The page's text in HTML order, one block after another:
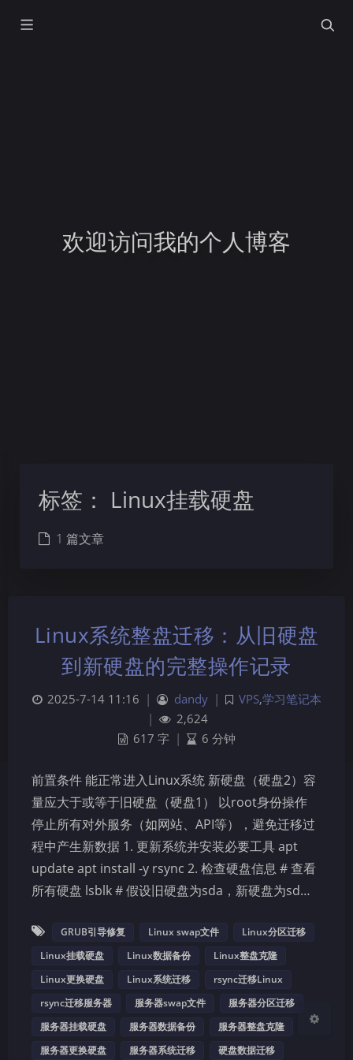
欢迎访问我的个人博客
夜间模式
Sans Serif Serif
关闭 日落 暗化
标签： Linux挂载硬盘
1 篇文章
Linux系统整盘迁移：从旧硬盘
到新硬盘的完整操作记录
2025-7-14 11:16 | dandy | VPS,学习笔记本
|
2,624
617 字 | 6 分钟
前置条件 能正常进入Linux系统 新硬盘（硬盘2）容
量应大于或等于旧硬盘（硬盘1） 以root身份操作
停止所有对外服务（如网站、API等），避免迁移过
程中产生新数据 1. 更新系统并安装必要工具 apt
update apt install -y rsync 2. 检查硬盘信息 # 查看
所有硬盘 lsblk # 假设旧硬盘为sda，新硬盘为sd…
GRUB引导修复 Linux swap文件
Linux分区迁移
Linux挂载硬盘
Linux数据备份
Linux整盘克隆
Linux更换硬盘
Linux系统迁移
rsync迁移Linux
rsync迁移服务器
服务器swap文件
服务器分区迁移
服务器挂载硬盘
服务器数据备份
服务器整盘克隆
服务器更换硬盘
服务器系统迁移 硬盘数据迁移